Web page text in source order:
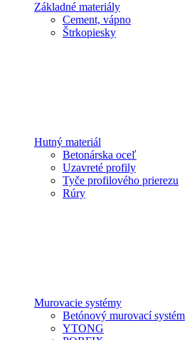
Základné materiály
Cement, vápno
Štrkopiesky
Hutný materiál
Betonárska oceľ
Uzavreté profily
Tyče profilového prierezu
Rúry
Murovacie systémy
Betónový murovací systém
YTONG